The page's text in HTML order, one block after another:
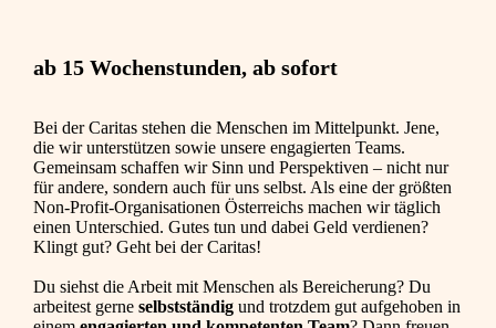
ab 15 Wochenstunden, ab sofort
Bei der Caritas stehen die Menschen im Mittelpunkt. Jene,
die wir unterstützen sowie unsere engagierten Teams.
Gemeinsam schaffen wir Sinn und Perspektiven – nicht nur
für andere, sondern auch für uns selbst. Als eine der größten
Non-Profit-Organisationen Österreichs machen wir täglich
einen Unterschied. Gutes tun und dabei Geld verdienen?
Klingt gut? Geht bei der Caritas!
Du siehst die Arbeit mit Menschen als Bereicherung? Du
arbeitest gerne selbstständig und trotzdem gut aufgehoben in